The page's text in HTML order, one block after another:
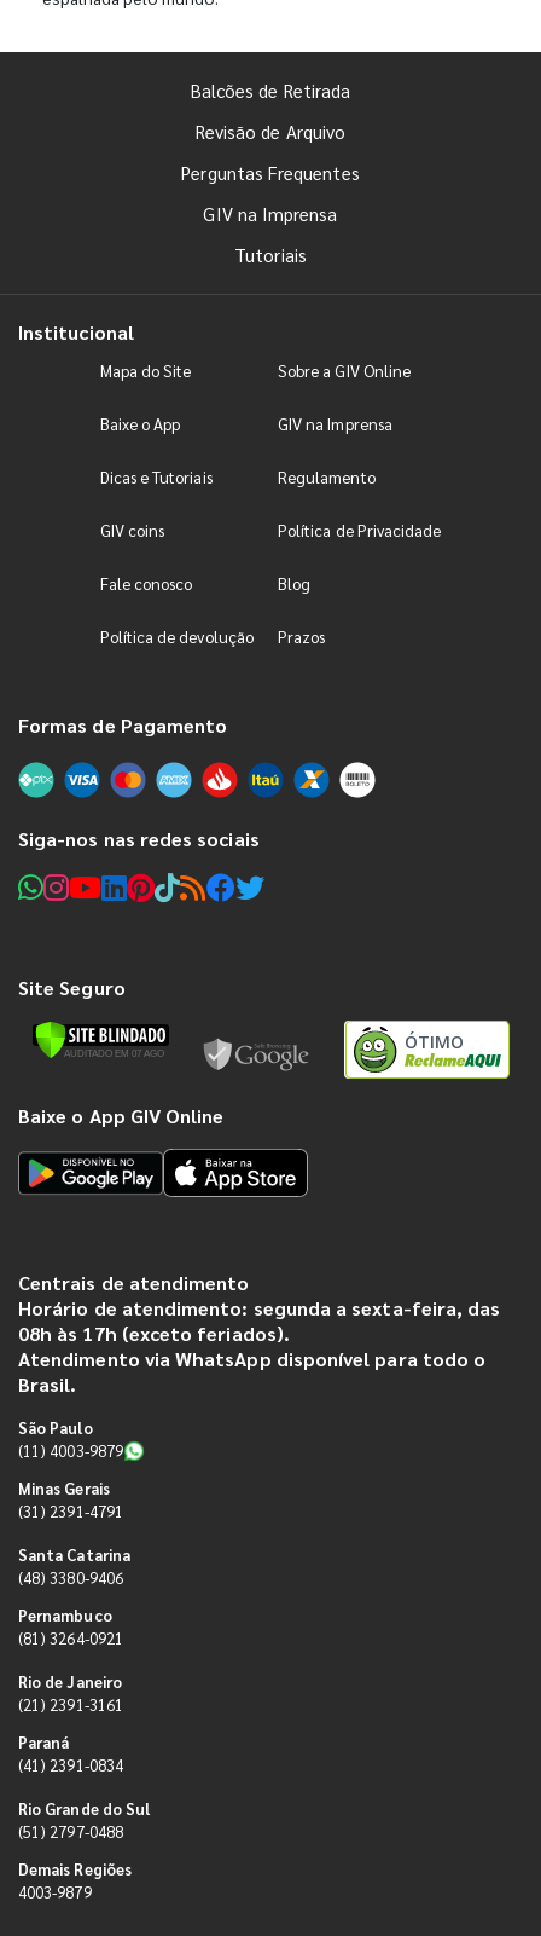
Balcões de Retirada
Revisão de Arquivo
Perguntas Frequentes
GIV na Imprensa
Tutoriais
Institucional
Mapa do Site Sobre a GIV Online
Baixe o App GIV na Imprensa
Dicas e Tutoriais Regulamento
GIV coins Política de Privacidade
Fale conosco Blog
Política de devolução Prazos
Formas de Pagamento
Siga-nos nas redes sociais
Site Seguro
ÓTIMO
Baixe o App GIV Online
Centrais de atendimento
Horário de atendimento: segunda a sexta-feira, das
08h às 17h (exceto feriados).
Atendimento via WhatsApp disponível para todo o
Brasil.
São Paulo
(11) 4003-9879
Minas Gerais
(31) 2391-4791
Santa Catarina
(48) 3380-9406
Pernambuco
(81) 3264-0921
Rio de Janeiro
(21) 2391-3161
Paraná
(41) 2391-0834
Rio Grande do Sul
(51) 2797-0488
Demais Regiões
4003-9879